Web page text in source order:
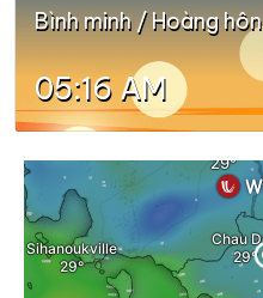
Bình minh / Hoàng hôn
05:16 AM